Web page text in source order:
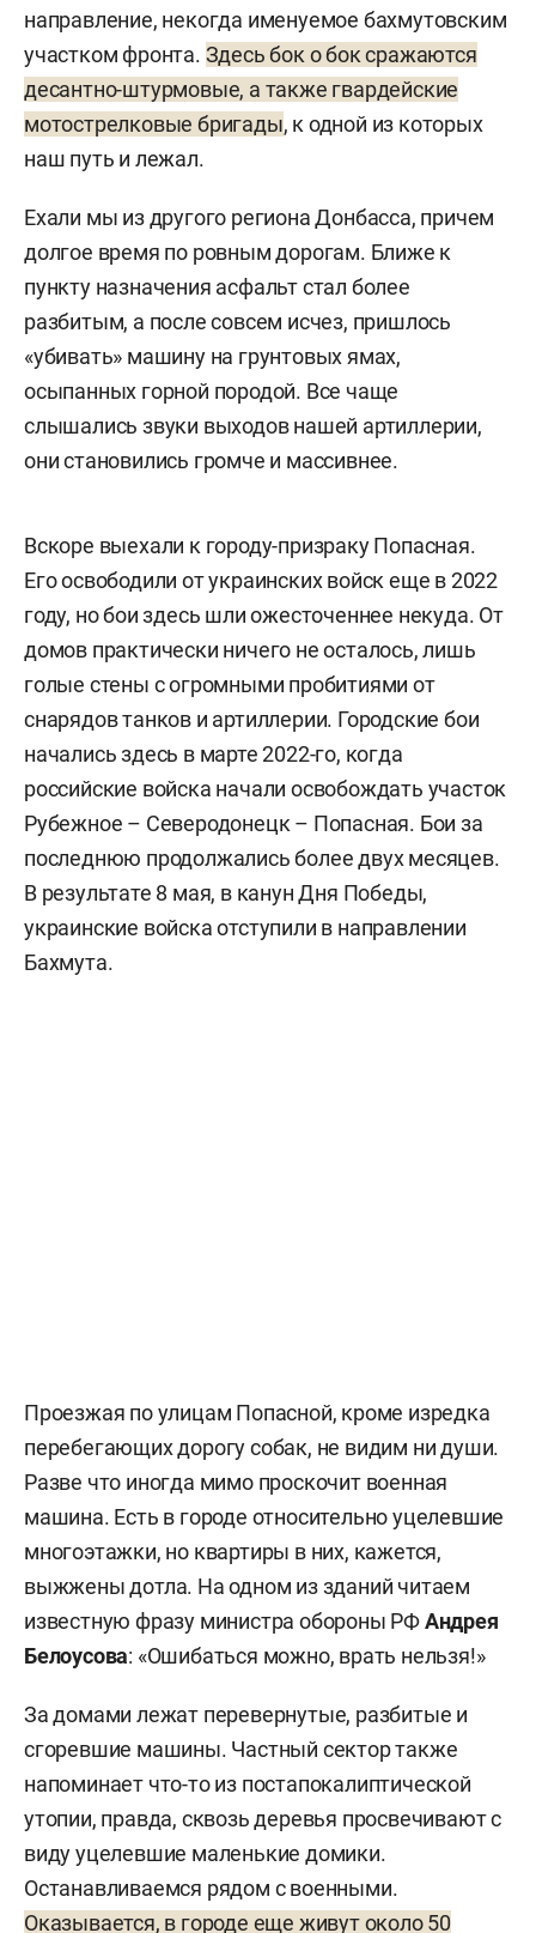
направление, некогда именуемое бахмутовским
участком фронта. Здесь бок о бок сражаются
десантно-штурмовые, а также гвардейские
мотострелковые бригады, к одной из которых
наш путь и лежал.
Ехали мы из другого региона Донбасса, причем
долгое время по ровным дорогам. Ближе к
пункту назначения асфальт стал более
разбитым, а после совсем исчез, пришлось
«убивать» машину на грунтовых ямах,
осыпанных горной породой. Все чаще
слышались звуки выходов нашей артиллерии,
они становились громче и массивнее.
Вскоре выехали к городу-призраку Попасная.
Его освободили от украинских войск еще в 2022
году, но бои здесь шли ожесточеннее некуда. От
домов практически ничего не осталось, лишь
голые стены с огромными пробитиями от
снарядов танков и артиллерии. Городские бои
начались здесь в марте 2022-го, когда
российские войска начали освобождать участок
Рубежное – Северодонецк – Попасная. Бои за
последнюю продолжались более двух месяцев.
В результате 8 мая, в канун Дня Победы,
украинские войска отступили в направлении
Бахмута.
Проезжая по улицам Попасной, кроме изредка
перебегающих дорогу собак, не видим ни души.
Разве что иногда мимо проскочит военная
машина. Есть в городе относительно уцелевшие
многоэтажки, но квартиры в них, кажется,
выжжены дотла. На одном из зданий читаем
известную фразу министра обороны РФАндрея
Белоусова: «Ошибаться можно, врать нельзя!»
За домами лежат перевернутые, разбитые и
сгоревшие машины. Частный сектор также
напоминает что-то из постапокалиптической
утопии, правда, сквозь деревья просвечивают с
виду уцелевшие маленькие домики.
Останавливаемся рядом с военными.
Оказывается, в городе еще живут около 50